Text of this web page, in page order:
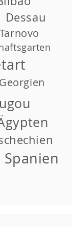
Dessau
Georgien
Spanien